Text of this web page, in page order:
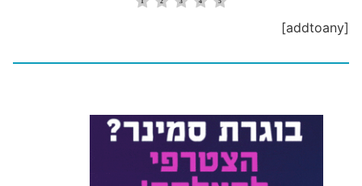
[addtoany]